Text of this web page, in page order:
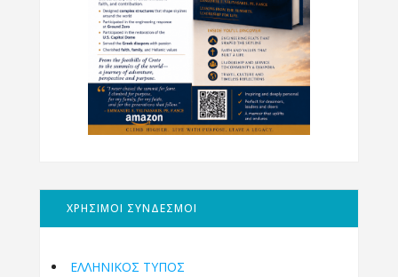
ΧΡΗΣΙΜΟΙ ΣΥΝΔΕΣΜΟΙ
ΕΛΛΗΝΙΚΟΣ ΤΥΠΟΣ